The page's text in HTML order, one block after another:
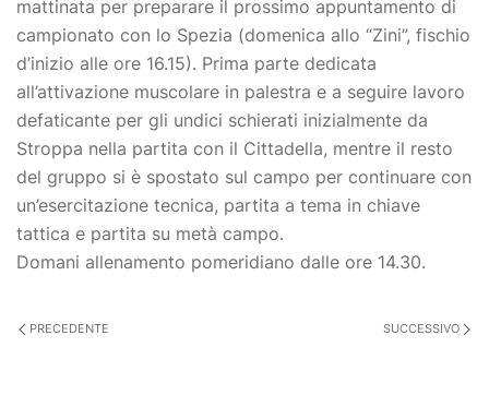
mattinata per preparare il prossimo appuntamento di
campionato con lo Spezia (domenica allo “Zini”, fischio
d’inizio alle ore 16.15). Prima parte dedicata
all’attivazione muscolare in palestra e a seguire lavoro
defaticante per gli undici schierati inizialmente da
Stroppa nella partita con il Cittadella, mentre il resto
del gruppo si è spostato sul campo per continuare con
un’esercitazione tecnica, partita a tema in chiave
tattica e partita su metà campo.
Domani allenamento pomeridiano dalle ore 14.30.
PRECEDENTE SUCCESSIVO